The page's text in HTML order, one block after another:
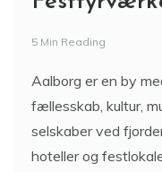
5 Min Reading
Aalborg er en by
fællesskab, kultur,
selskaber ved
hoteller og